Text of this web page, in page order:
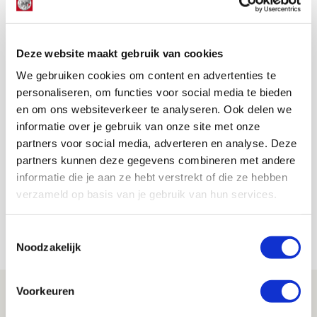
Deze website maakt gebruik van cookies
We gebruiken cookies om content en advertenties te
personaliseren, om functies voor social media te bieden
en om ons websiteverkeer te analyseren. Ook delen we
informatie over je gebruik van onze site met onze
partners voor social media, adverteren en analyse. Deze
partners kunnen deze gegevens combineren met andere
informatie die je aan ze hebt verstrekt of die ze hebben
verzameld op basis van je gebruik van hun services.
Noodzakelijk
Voorkeuren
Eerste Nederlandse woord dat
Mikautadze wil leren?
Doelpunt!
De Redactie
Bekijk alle berichten van De Redactie
Brandt: ‘Ajax en Cruijff bleven door